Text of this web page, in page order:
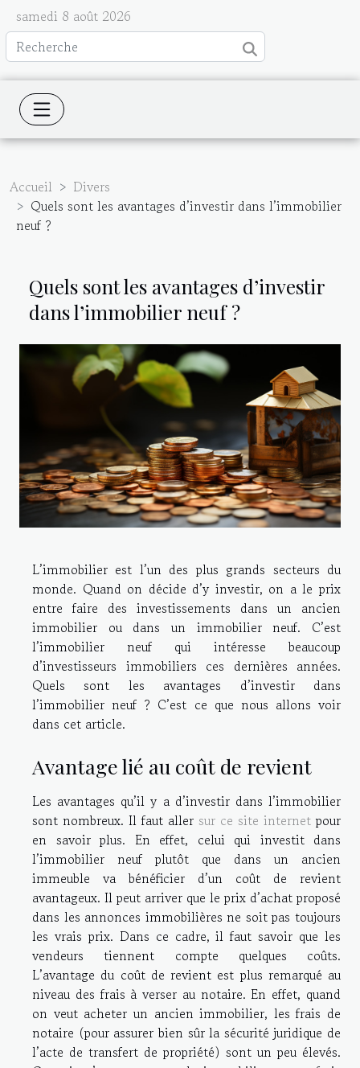
samedi 8 août 2026
Accueil
Divers
Quels sont les avantages d’investir dans l’immobilier
neuf ?
Quels sont les avantages d’investir
dans l’immobilier neuf ?
L’immobilier est l’un des plus grands secteurs du
monde. Quand on décide d’y investir, on a le prix
entre faire des investissements dans un ancien
immobilier ou dans un immobilier neuf. C’est
l’immobilier neuf qui intéresse beaucoup
d’investisseurs immobiliers ces dernières années.
Quels sont les avantages d’investir dans
l’immobilier neuf ? C’est ce que nous allons voir
dans cet article.
Avantage lié au coût de revient
Les avantages qu’il y a d’investir dans l’immobilier
sont nombreux. Il faut aller sur ce site internet pour
en savoir plus. En effet, celui qui investit dans
l’immobilier neuf plutôt que dans un ancien
immeuble va bénéficier d’un coût de revient
avantageux. Il peut arriver que le prix d’achat proposé
dans les annonces immobilières ne soit pas toujours
les vrais prix. Dans ce cadre, il faut savoir que les
vendeurs tiennent compte quelques coûts.
L’avantage du coût de revient est plus remarqué au
niveau des frais à verser au notaire. En effet, quand
on veut acheter un ancien immobilier, les frais de
notaire (pour assurer bien sûr la sécurité juridique de
l’acte de transfert de propriété) sont un peu élevés.